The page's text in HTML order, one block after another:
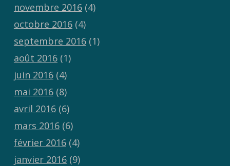
novembre 2016(4)
octobre 2016(4)
septembre 2016(1)
août 2016(1)
juin 2016(4)
mai 2016(8)
avril 2016(6)
mars 2016(6)
février 2016(4)
janvier 2016(9)